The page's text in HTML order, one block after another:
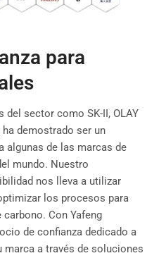
para
del sector como SK-II, OLAY
ha demostrado ser un
algunas de las marcas de
mundo. Nuestro
nos lleva a utilizar
los procesos para
Con Yafeng
de confianza dedicado a
a través de soluciones